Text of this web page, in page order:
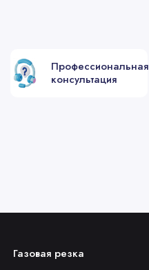
G4350
Профессиональная
консультация
Газовая резка